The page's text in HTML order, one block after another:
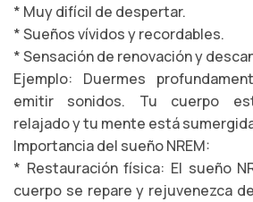
* Muy difícil de despertar.
* Sueños vívidos y recordables.
* Sensación de renovación y
Ejemplo: Duermes
emitir sonidos. Tu cuerpo
relajado y tu mente está
Importancia del sueño NREM:
* Restauración física: El sueño
cuerpo se repare y rejuvenezca